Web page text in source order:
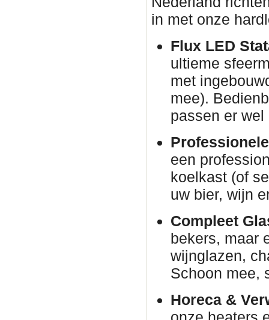
in met onze
Flux LED
ultieme
met
mee).
passen er
een
koelkast (of
uw bier, wijn
Compleet
bekers, maar
wijnglazen,
Schoon mee,
Horeca &